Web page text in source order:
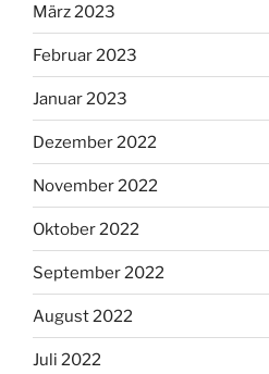
März 2023
Februar 2023
Januar 2023
Dezember 2022
November 2022
Oktober 2022
September 2022
August 2022
Juli 2022